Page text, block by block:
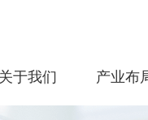
关于我们 产业布